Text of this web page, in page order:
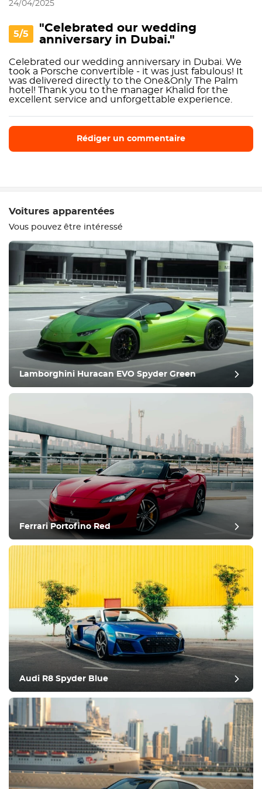
24/04/2025
5/5
"Celebrated our wedding
anniversary in Dubai."
Celebrated our wedding anniversary in Dubai. We
took a Porsche convertible - it was just fabulous! It
was delivered directly to the One&Only The Palm
hotel! Thank you to the manager Khalid for the
excellent service and unforgettable experience.
Rédiger un commentaire
Equipement
Confortable
Contrôle du climat
Conduire
Condition
bilan de fin d'année
Voitures apparentées
Vous pouvez être intéressé
Lamborghini Huracan EVO Spyder Green
Ferrari Portofino Red
Audi R8 Spyder Blue